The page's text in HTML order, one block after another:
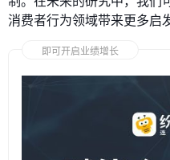
消费者行为领域带来更多启
即可开启业绩增长